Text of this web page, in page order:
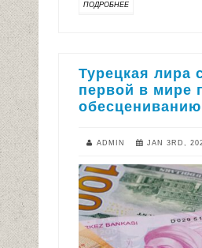
ПОДРОБНЕЕ
Турецкая лира
первой в мире
обесцениванию
ADMIN JAN 3RD,